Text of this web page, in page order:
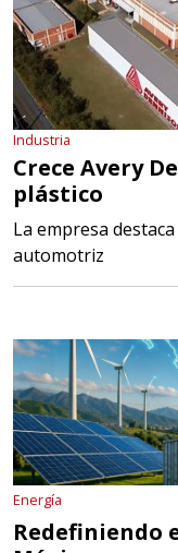
Industria
Crece Avery
plástico
La empresa
automotriz
Energía
Redefiniendo